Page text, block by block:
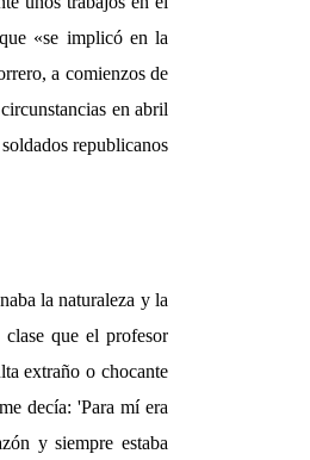
«se implicó en la
a comienzos de
en abril
republicanos
la naturaleza y la
que el profesor
extraño o chocante
decía: 'Para mí era
y siempre estaba